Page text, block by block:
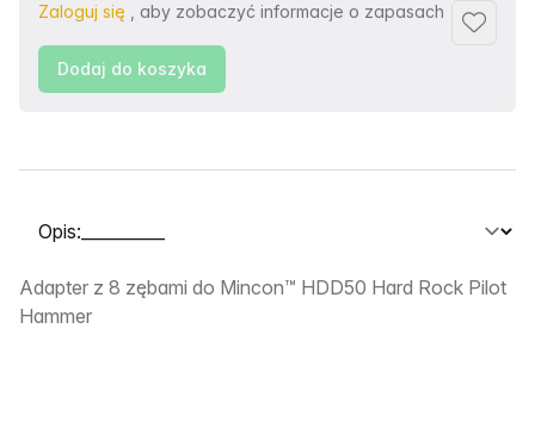
Zaloguj się , aby zobaczyć informacje o zapasach
Dodaj
Dodaj do koszyka
Wybierz kartę
Opis:__________
Adapter z 8 zębami do Mincon™ HDD50 Hard Rock Pilot
Hammer